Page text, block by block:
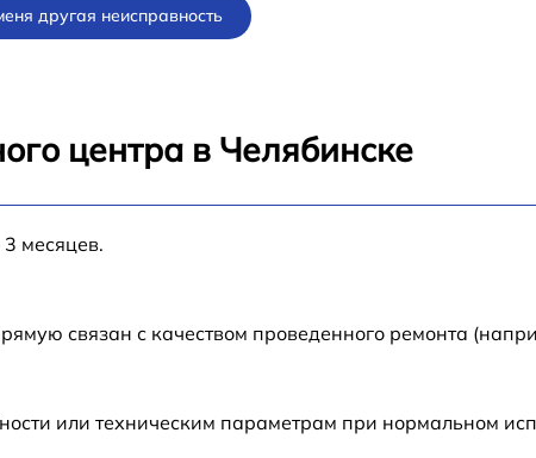
от 60 мин
другая неисправность
центра в Челябинске
месяцев.
связан с качеством проведенного ремонта
или техническим параметрам при нормальном